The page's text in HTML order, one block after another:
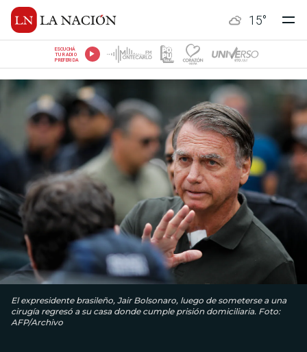
15°
ESCUCHÁ
TU RADIO
PREFERIDA
El expresidente brasileño, Jair Bolsonaro, luego de someterse a una
cirugía regresó a su casa donde cumple prisión domiciliaria. Foto:
AFP/Archivo